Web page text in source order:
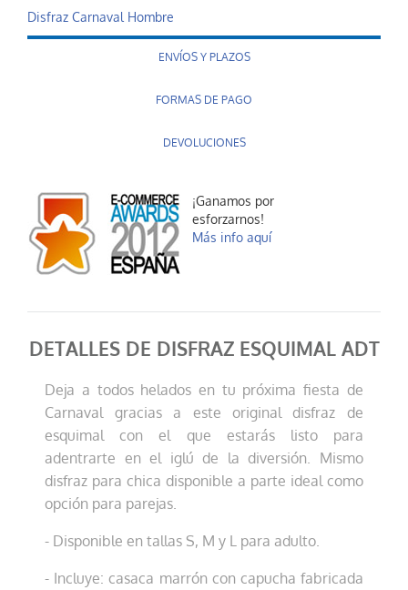
Disfraz Carnaval Hombre
ENVÍOS Y PLAZOS
FORMAS DE PAGO
DEVOLUCIONES
¡Ganamos por
esforzarnos!
Más info aquí
DETALLES DE DISFRAZ ESQUIMAL ADT
Deja a todos helados en tu próxima fiesta de
Carnaval gracias a este original disfraz de
esquimal con el que estarás listo para
adentrarte en el iglú de la diversión. Mismo
disfraz para chica disponible a parte ideal como
opción para parejas.
- Disponible en tallas S, M y L para adulto.
- Incluye: casaca marrón con capucha fabricada